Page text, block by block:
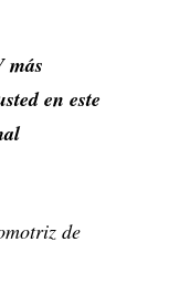
más
en este
de